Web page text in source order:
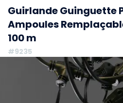
Guirlande Guinguette
Ampoules
100 m
#9235